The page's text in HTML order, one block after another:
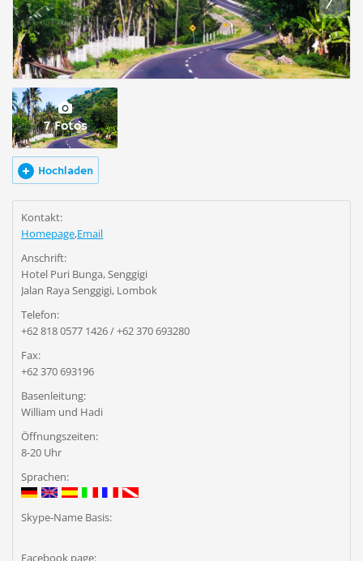
7 Fotos
Hochladen
Kontakt:
Homepage,Email
Anschrift:
Hotel Puri Bunga, Senggigi
Jalan Raya Senggigi, Lombok
Telefon:
+62 818 0577 1426 / +62 370 693280
Fax:
+62 370 693196
Basenleitung:
William und Hadi
Öffnungszeiten:
8-20 Uhr
Sprachen:
Skype-Name Basis:
Facebook page: